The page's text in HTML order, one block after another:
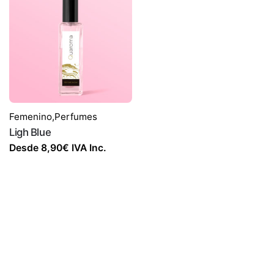
Femenino,Perfumes
Ligh Blue
Desde 8,90€ IVA Inc.